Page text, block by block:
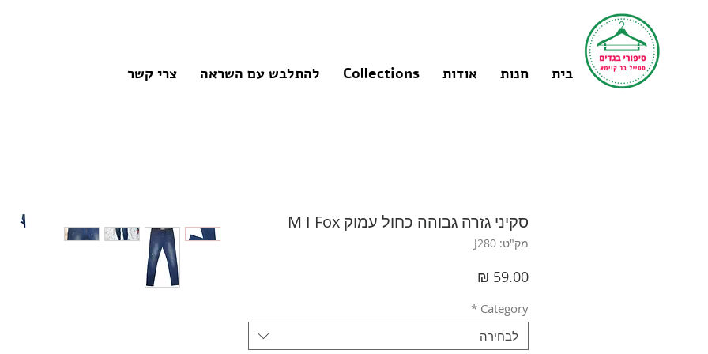
בית חנות אודות Collections להתלבש עם השראה צרי קשר
סקיני גזרה גבוהה כחול עמוק M I Fox
מק"ט: J280
Category
*
לבחירה